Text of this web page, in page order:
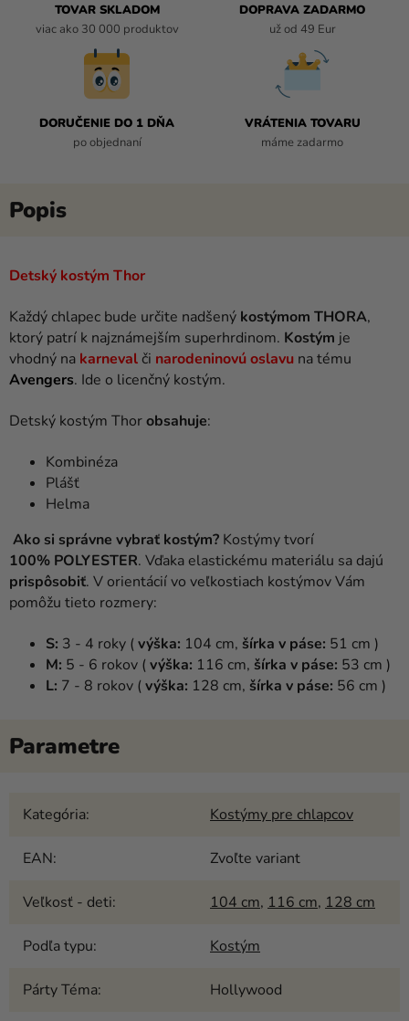
TOVAR SKLADOM
viac ako 30 000 produktov
DOPRAVA ZADARMO
už od 49 Eur
DORUČENIE DO 1 DŇA
po objednaní
VRÁTENIA TOVARU
máme zadarmo
Detský kostým Thor
Každý chlapec bude určite nadšený kostýmom THORA,
ktorý patrí k najznámejším superhrdinom. Kostým je
vhodný na karneval či narodeninovú oslavu na tému
Avengers. Ide o licenčný kostým.
Detský kostým Thorobsahuje:
Kombinéza
Plášť
Helma
Ako si správne vybrať kostým? Kostýmy tvorí
100% POLYESTER. Vďaka elastickému materiálu sa dajú
prispôsobiť. V orientácií vo veľkostiach kostýmov Vám
pomôžu tieto rozmery:
S: 3 - 4 roky ( výška: 104 cm, šírka v páse: 51 cm )
M: 5 - 6 rokov ( výška: 116 cm, šírka v páse: 53 cm )
L: 7 - 8 rokov ( výška: 128 cm, šírka v páse: 56 cm )
Kategória: Kostýmy pre chlapcov
EAN: Zvoľte variant
Veľkosť - deti: 104 cm, 116 cm, 128 cm
Podľa typu: Kostým
Párty Téma: Hollywood